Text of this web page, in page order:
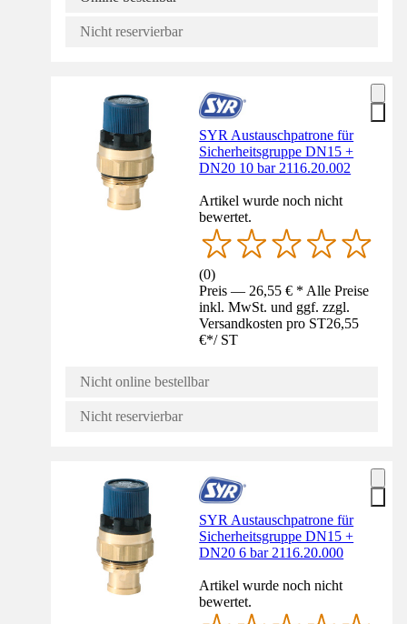
Nicht reservierbar
SYR Austauschpatrone für
Sicherheitsgruppe DN15 +
DN20 10 bar 2116.20.002
Artikel wurde noch nicht
bewertet.
(0)
Preis — 26,55 € * Alle Preise
inkl. MwSt. und ggf. zzgl.
Versandkosten pro ST26,55
€*/ ST
Nicht online bestellbar
Nicht reservierbar
SYR Austauschpatrone für
Sicherheitsgruppe DN15 +
DN20 6 bar 2116.20.000
Artikel wurde noch nicht
bewertet.